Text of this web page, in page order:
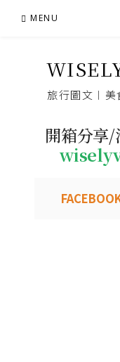
MENU
旅行圖文︱
開箱分享/